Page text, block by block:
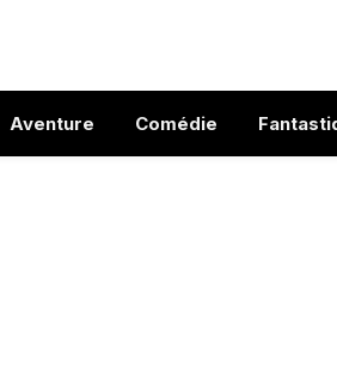
Aventure Comédie